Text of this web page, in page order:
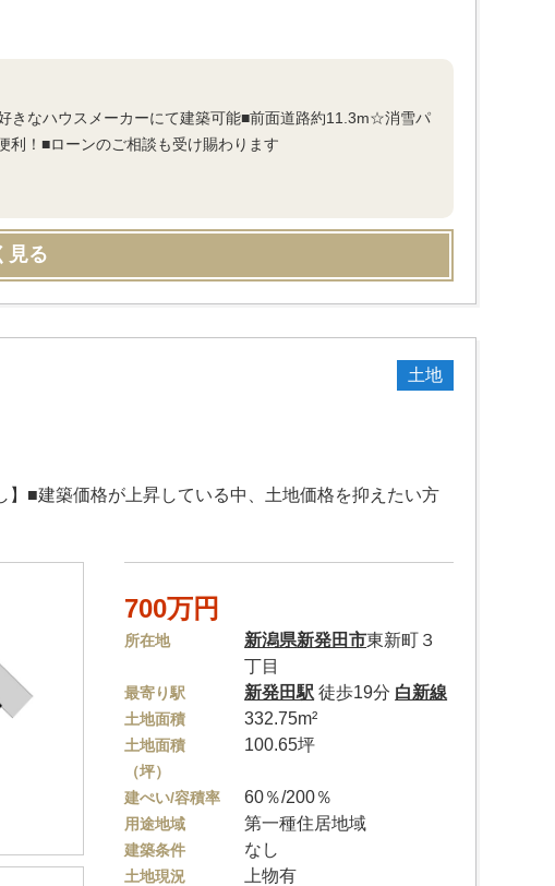
きなハウスメーカーにて建築可能■前面道路約11.3m☆消雪パ
利！■ローンのご相談も受け賜わります
見る
土地
■建築価格が上昇している中、土地価格を抑えたい方
700万円
所在地 新潟県新発田市東新町３
丁目
最寄り駅 新発田駅 徒歩19分 白新線
土地面積 332.75m²
土地面積
（坪）
100.65坪
建ぺい/容積率 60％/200％
用途地域 第一種住居地域
建築条件 なし
土地現況 上物有